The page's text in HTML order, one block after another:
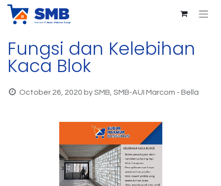
Fungsi dan Kelebihan
Kaca Blok
October 26, 2020 bySMB, SMB-AUI Marcom - Bella